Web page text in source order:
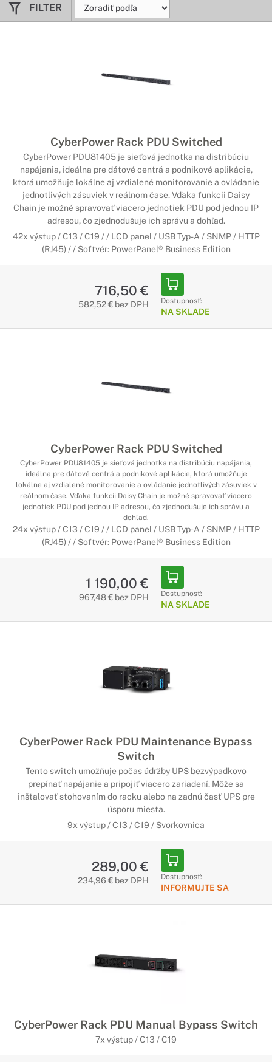
FILTER
CyberPower Rack PDU Switched
CyberPower PDU81405 je sieťová jednotka na distribúciu
napájania, ideálna pre dátové centrá a podnikové aplikácie,
ktorá umožňuje lokálne aj vzdialené monitorovanie a ovládanie
jednotlivých zásuviek v reálnom čase. Vďaka funkcii Daisy
Chain je možné spravovať viacero jednotiek PDU pod jednou IP
adresou, čo zjednodušuje ich správu a dohľad.
42x výstup / C13 / C19 / / LCD panel / USB Typ-A / SNMP / HTTP
(RJ45) / / Softvér: PowerPanel® Business Edition
716,50 €
582,52 € bez DPH Dostupnosť:
NA SKLADE
CyberPower Rack PDU Switched
CyberPower PDU81405 je sieťová jednotka na distribúciu napájania,
ideálna pre dátové centrá a podnikové aplikácie, ktorá umožňuje
lokálne aj vzdialené monitorovanie a ovládanie jednotlivých zásuviek v
reálnom čase. Vďaka funkcii Daisy Chain je možné spravovať viacero
jednotiek PDU pod jednou IP adresou, čo zjednodušuje ich správu a
dohľad.
24x výstup / C13 / C19 / / LCD panel / USB Typ-A / SNMP / HTTP
(RJ45) / / Softvér: PowerPanel® Business Edition
1 190,00 €
967,48 € bez DPH Dostupnosť:
NA SKLADE
CyberPower Rack PDU Maintenance Bypass
Switch
Tento switch umožňuje počas údržby UPS bezvýpadkovo
prepínať napájanie a pripojiť viacero zariadení. Môže sa
inštalovať stohovaním do racku alebo na zadnú časť UPS pre
úsporu miesta.
9x výstup / C13 / C19 / Svorkovnica
289,00 €
234,96 € bez DPH Dostupnosť:
INFORMUJTE SA
CyberPower Rack PDU Manual Bypass Switch
7x výstup / C13 / C19